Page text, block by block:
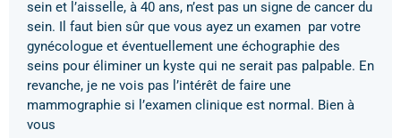
sein et l’aisselle, à 40 ans, n’est pas un signe de cancer du
sein. Il faut bien sûr que vous ayez un examen par votre
gynécologue et éventuellement une échographie des
seins pour éliminer un kyste qui ne serait pas palpable. En
revanche, je ne vois pas l’intérêt de faire une
mammographie si l’examen clinique est normal. Bien à
vous